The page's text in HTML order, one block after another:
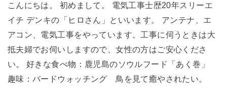
こんにちは。 初めまして。 電気工事士歴20年スリーエ
イチ デンキの「ヒロさん」といいます。 アンテナ、エ
アコン、電気工事をやっています。工事に伺うときは大
抵夫婦でお伺いしますので、女性の方はご安心くださ
い。 好きな食べ物：鹿児島のソウルフード「あく巻」
趣味：バードウォッチング 鳥を見て癒やされたい。